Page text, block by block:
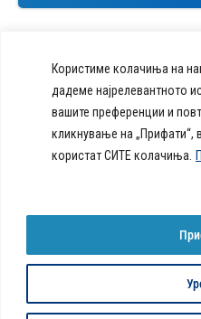
Користиме колачиња на
дадеме најрелевантното
вашите преференции и
кликнување на „Прифати“,
користат СИТЕ колачиња.
Daily
сите
+ 389 2 30 99 500
© 2026 Сите права се задржани